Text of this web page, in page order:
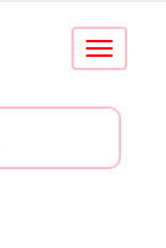
Conmutar